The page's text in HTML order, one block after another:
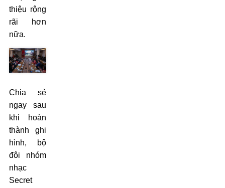
thiệu rộng
rãi hơn
nữa.
Chia sẻ
ngay sau
khi hoàn
thành ghi
hình, bộ
đôi nhóm
nhạc
Secret